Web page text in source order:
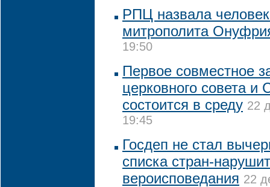
РПЦ назвала
митрополита
19:50
Первое совместное
церковного совета
состоится в среду 22
19:45
Госдеп не стал
списка стран-
вероисповедания 22